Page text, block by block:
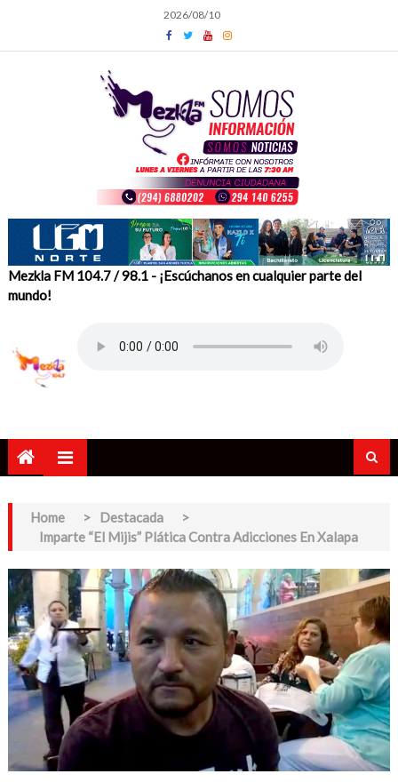
content
2026/08/10
Mezkla FM 104.7 / 98.1 - ¡Escúchanos en cualquier parte del
mundo!
Home > Destacada
>
Imparte “El Mijis” Plática Contra Adicciones En Xalapa